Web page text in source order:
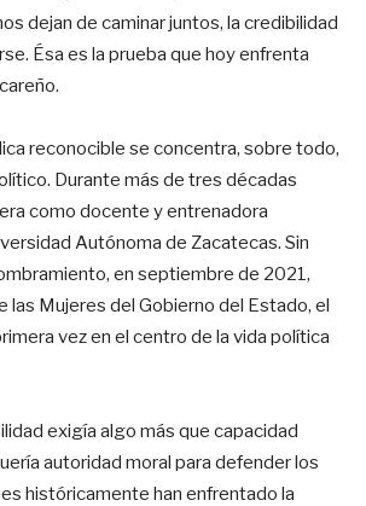
dejan de caminar juntos, la credibilidad
Ésa es la prueba que hoy enfrenta
reconocible se concentra, sobre todo,
Durante más de tres décadas
como docente y entrenadora
Autónoma de Zacatecas. Sin
en septiembre de 2021,
las Mujeres del Gobierno del Estado, el
vez en el centro de la vida política
exigía algo más que capacidad
autoridad moral para defender los
históricamente han enfrentado la